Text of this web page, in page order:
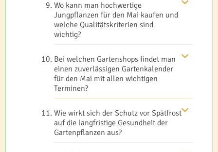
Wo kann man hochwertige
Jungpflanzen für den Mai kaufen und
welche Qualitätskriterien sind
wichtig?
Bei welchen Gartenshops findet man
einen zuverlässigen Gartenkalender
für den Mai mit allen wichtigen
Terminen?
Wie wirkt sich der Schutz vor Spätfrost
auf die langfristige Gesundheit der
Gartenpflanzen aus?